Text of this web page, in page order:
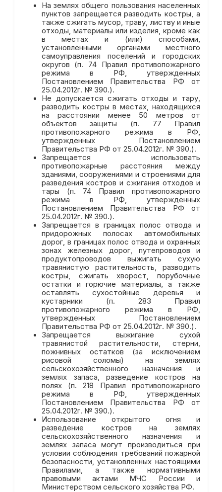
На землях общего пользования населенных
пунктов запрещается разводить костры, а
также сжигать мусор, траву, листву и иные
отходы, материалы или изделия, кроме как
в местах и (или) способами,
установленными органами местного
самоуправления поселений и городских
округов (п. 74 Правил противопожарного
режима в РФ, утвержденных
Постановлением Правительства РФ от
25.04.2012г. № 390.).
Не допускается сжигать отходы и тару,
разводить костры в местах, находящихся
на расстоянии менее 50 метров от
объектов защиты (п. 77 Правил
противопожарного режима в РФ,
утвержденных Постановлением
Правительства РФ от 25.04.2012г. № 390.).
Запрещается использовать
противопожарные расстояния между
зданиями, сооружениями и строениями для
разведения костров и сжигания отходов и
тары (п. 74 Правил противопожарного
режима в РФ, утвержденных
Постановлением Правительства РФ от
25.04.2012г. № 390.).
Запрещается в границах полос отвода и
придорожных полосах автомобильных
дорог, в границах полос отвода и охранных
зонах железных дорог, путепроводов и
продуктопроводов выжигать сухую
травянистую растительность, разводить
костры, сжигать хворост, порубочные
остатки и горючие материалы, а также
оставлять сухостойные деревья и
кустарники (п. 283 Правил
противопожарного режима в РФ,
утвержденных Постановлением
Правительства РФ от 25.04.2012г. № 390.).
Запрещается выжигание сухой
травянистой растительности, стерни,
пожнивных остатков (за исключением
рисовой соломы) на землях
сельскохозяйственного назначения и
землях запаса, разведение костров на
полях (п. 218 Правил противопожарного
режима в РФ, утвержденных
Постановлением Правительства РФ от
25.04.2012г. № 390.).
Использование открытого огня и
разведение костров на землях
сельскохозяйственного назначения и
землях запаса могут производиться при
условии соблюдения требований пожарной
безопасности, установленных настоящими
Правилами, а также нормативными
правовыми актами МЧС России и
Министерством сельского хозяйства РФ.